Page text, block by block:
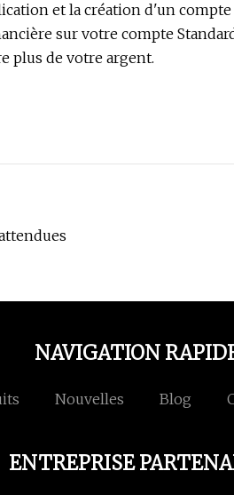
et la création d'un
sur votre compte
plus de votre argent.
NAVIGATION
Nouvelles Blog
ENTREPRISE